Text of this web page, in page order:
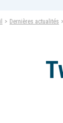
Dernières actualités